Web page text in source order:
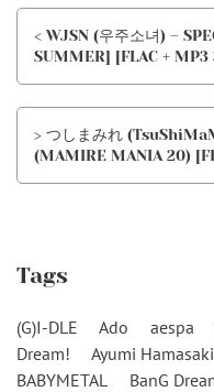
< WJSN (우주소녀) –
SUMMER] [FLAC +
> つしまみれ
(MAMIRE MANIA 20)
Tags
(G)I-DLE Ado aespa
Dream!
Ayumi Hamasaki
BABYMETAL
BanG